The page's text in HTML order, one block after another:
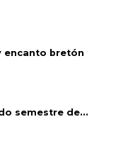
encanto bretón
semestre de...